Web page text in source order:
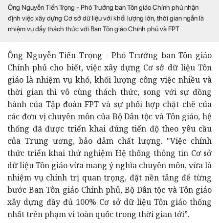
Ông Nguyễn Tiến Trọng - Phó Trưởng ban Tôn giáo Chính phủ nhận
định việc xây dựng Cơ sở dữ liệu với khối lượng lớn, thời gian ngắn là
nhiệm vụ đầy thách thức với Ban Tôn giáo Chính phủ và FPT
Ông Nguyễn Tiến Trọng - Phó Trưởng ban Tôn giáo
Chính phủ cho biết, việc xây dựng Cơ sở dữ liệu Tôn
giáo là nhiệm vụ khó, khối lượng công việc nhiều và
thời gian thì vô cùng thách thức, song với sự đồng
hành của Tập đoàn FPT và sự phối hợp chặt chẽ của
các đơn vị chuyên môn của Bộ Dân tộc và Tôn giáo, hệ
thống đã được triển khai đúng tiến độ theo yêu cầu
của Trung ương, bảo đảm chất lượng. "Việc chính
thức triển khai thử nghiệm Hệ thống thông tin Cơ sở
dữ liệu Tôn giáo vừa mang ý nghĩa chuyên môn, vừa là
nhiệm vụ chính trị quan trọng, đặt nền tảng để từng
bước Ban Tôn giáo Chính phủ, Bộ Dân tộc và Tôn giáo
xây dựng đầy đủ 100% Cơ sở dữ liệu Tôn giáo thống
nhất trên phạm vi toàn quốc trong thời gian tới”.